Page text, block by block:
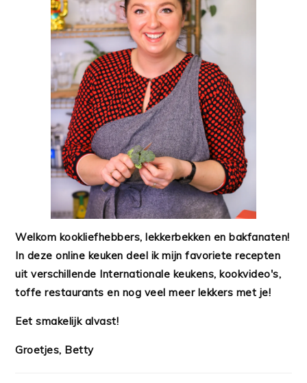
Welkom kookliefhebbers, lekkerbekken en bakfanaten!
In deze online keuken deel ik mijn favoriete recepten
uit verschillende Internationale keukens, kookvideo's,
toffe restaurants en nog veel meer lekkers met je!
Eet smakelijk alvast!
Groetjes, Betty